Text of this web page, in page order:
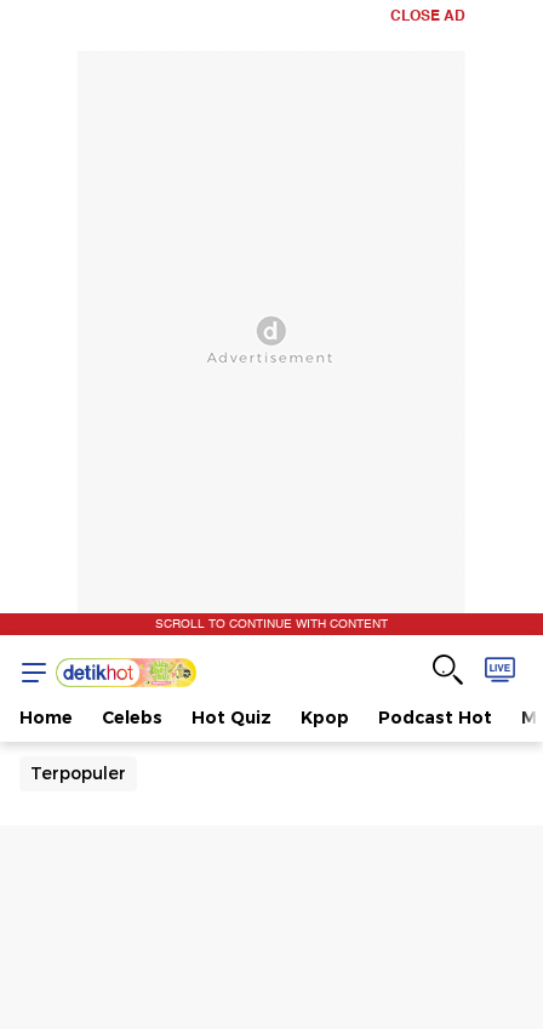
CLOSE AD
SCROLL TO CONTINUE WITH CONTENT
Home Celebs Hot Quiz Kpop Podcast Hot
Terpopuler